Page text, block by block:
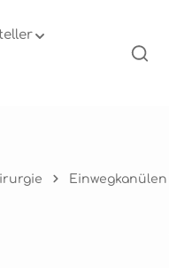
Einwegkanülen